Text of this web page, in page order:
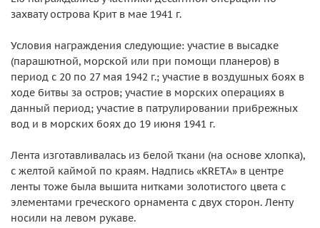
захвату острова Крит в мае 1941 г.
Условия награждения следующие: участие в высадке
(парашютной, морской или при помощи планеров) в
период с 20 по 27 мая 1942 г.; участие в воздушных боях в
ходе битвы за остров; участие в морских операциях в
данный период; участие в патрулировании прибрежных
вод и в морских боях до 19 июня 1941 г.
Лента изготавливалась из белой ткани (на основе хлопка),
с желтой каймой по краям. Надпись «KRETA» в центре
ленты тоже была вышита нитками золотистого цвета с
элементами греческого орнамента с двух сторон. Ленту
носили на левом рукаве.